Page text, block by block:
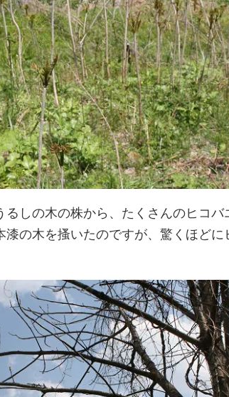
るしの木の株から、たくさんのヒコバ
漆の木を搔いたのですが、驚くほどに